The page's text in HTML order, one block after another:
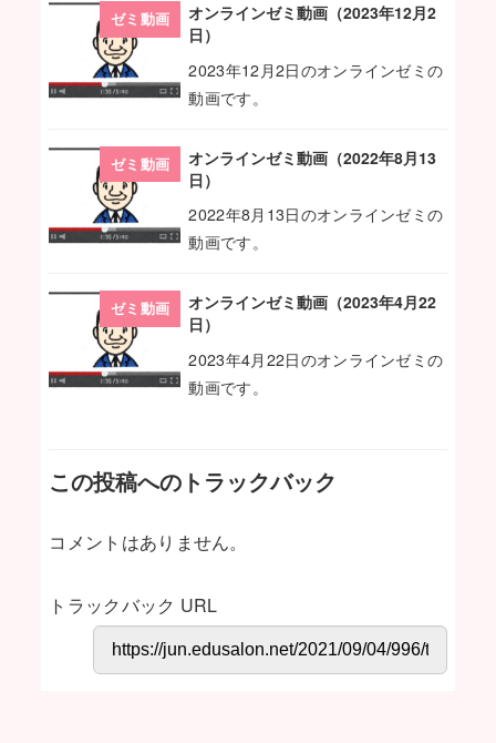
ゼミ動画
オンラインゼミ動画（2023年12月2
日）
2023年12月2日のオンラインゼミの
動画です。
ゼミ動画
オンラインゼミ動画（2022年8月13
日）
2022年8月13日のオンラインゼミの
動画です。
ゼミ動画
オンラインゼミ動画（2023年4月22
日）
2023年4月22日のオンラインゼミの
動画です。
この投稿へのトラックバック
コメントはありません。
トラックバック URL